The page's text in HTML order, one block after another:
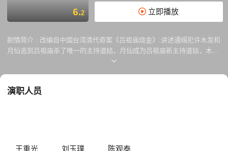
6.2 立即播放
剧情简介 : 改编自中国台湾清代奇案《吕祖庙烧金》:讲述通缉犯许木发和
月仙逃到吕祖庙杀了唯一的主持道姑，月仙成为吕祖庙新主持道姑，木发
做了偷猪卖的屠夫。某日，木发看上和儿子相依为命的良家少妇素贞，势
晨，木发从素贞家出来被邻居目睹，一时流言四起，靠针线活买卖维生的
演职人员
王重光 刘玉璞 陈观泰